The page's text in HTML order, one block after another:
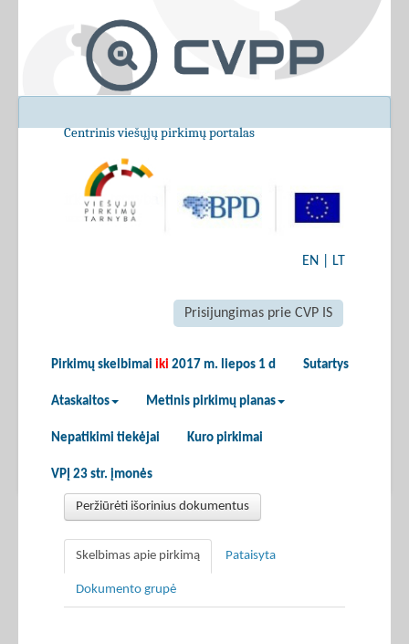
Centrinis viešųjų pirkimų portalas
EN LT
Prisijungimas prie CVP IS
Pirkimų skelbimai iki 2017 m. liepos 1 d Sutartys
Ataskaitos Metinis pirkimų planas
Nepatikimi tiekėjai Kuro pirkimai
VPĮ 23 str. įmonės
Peržiūrėti išorinius dokumentus
Skelbimas apie pirkimą Pataisyta
Dokumento grupė